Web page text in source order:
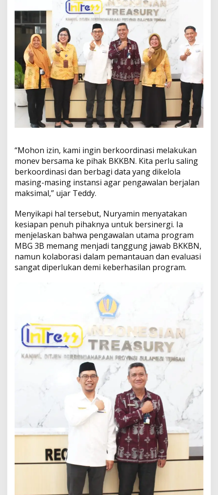
r
d
i
s
i
d
a
n
e
b
a
D
a
t
a
“Mohon izin, kami ingin berkoordinasi melakukan
monev bersama ke pihak BKKBN. Kita perlu saling
berkoordinasi dan berbagi data yang dikelola
masing-masing instansi agar pengawalan berjalan
maksimal,” ujar Teddy.
Menyikapi hal tersebut, Nuryamin menyatakan
kesiapan penuh pihaknya untuk bersinergi. Ia
menjelaskan bahwa pengawalan utama program
MBG 3B memang menjadi tanggung jawab BKKBN,
namun kolaborasi dalam pemantauan dan evaluasi
sangat diperlukan demi keberhasilan program.